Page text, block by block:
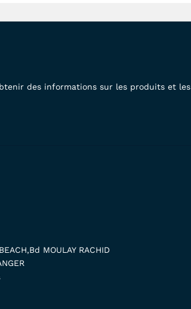
des informations sur les produits et les
MOULAY RACHID